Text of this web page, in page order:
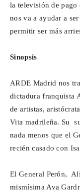
la televisión de
nos va a ayudar a
permitir ser más
Sinopsis
ARDE Madrid nos
dictadura franquista
de artistas,
Vita madrileña. Su
nada menos que el
recién casado con
El General Perón,
mismísima Ava